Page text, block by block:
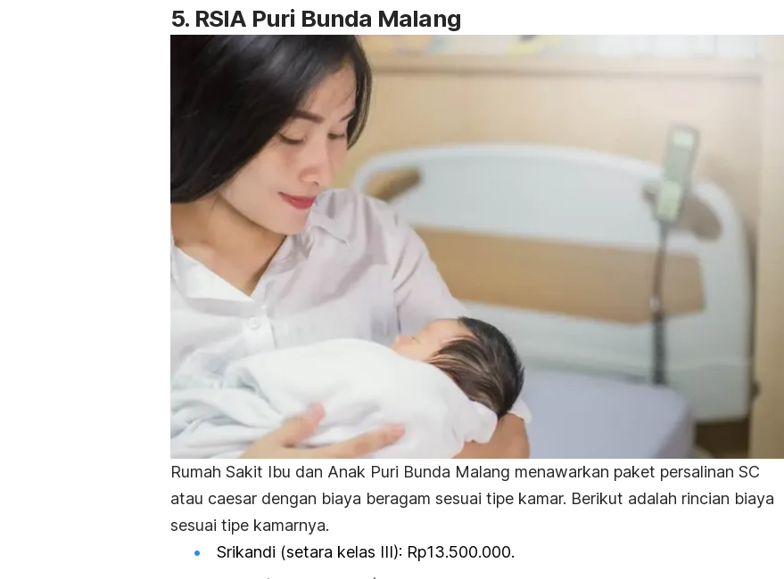
5. RSIA Puri Bunda Malang
Rumah Sakit Ibu dan Anak Puri Bunda Malang menawarkan paket persalinan SC
atau caesar dengan biaya beragam sesuai tipe kamar. Berikut adalah rincian biaya
sesuai tipe kamarnya.
Srikandi (setara kelas III): Rp13.500.000.